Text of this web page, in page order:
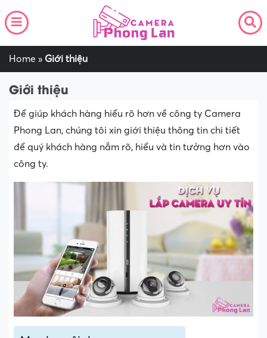
Home » Giới thiệu
Giới thiệu
Để giúp khách hàng hiểu rõ hơn về công ty Camera
Phong Lan, chúng tôi xin giới thiệu thông tin chi tiết
để quý khách hàng nắm rõ, hiểu và tin tưởng hơn vào
công ty.